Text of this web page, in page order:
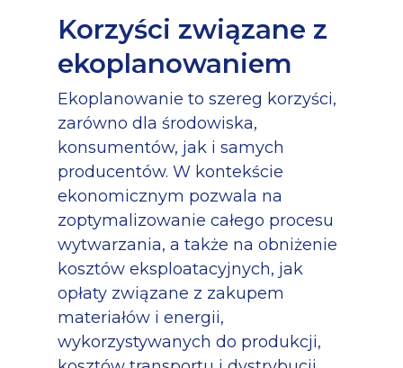
Korzyści związane z
ekoplanowaniem
Ekoplanowanie to szereg korzyści,
zarówno dla środowiska,
konsumentów, jak i samych
producentów. W kontekście
ekonomicznym pozwala na
zoptymalizowanie całego procesu
wytwarzania, a także na obniżenie
kosztów eksploatacyjnych, jak
opłaty związane z zakupem
materiałów i energii,
wykorzystywanych do produkcji,